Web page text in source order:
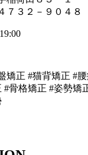
７３２－９０４８
矯正 #猫背矯正 #
#骨格矯正 #姿勢矯